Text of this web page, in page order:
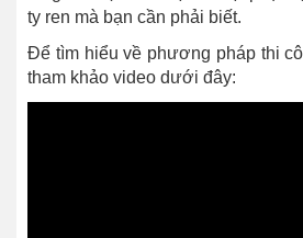
ty ren mà bạn cần phải biết.
Để tìm hiểu về phương pháp thi
tham khảo video dưới đây: